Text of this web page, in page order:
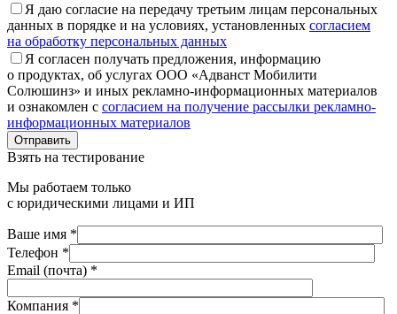
Я даю согласие на передачу третьим лицам персональных
данных в порядке и на условиях, установленных согласием
на обработку персональных данных
Я согласен получать предложения, информацию
о продуктах, об услугах ООО «Адванст Мобилити
Солюшинз» и иных рекламно-информационных материалов
и ознакомлен с согласием на получение рассылки рекламно-
информационных материалов
Отправить
Взять на тестирование
Мы работаем только
с юридическими лицами и ИП
Ваше имя *
Телефон *
Email (почта) *
Компания *